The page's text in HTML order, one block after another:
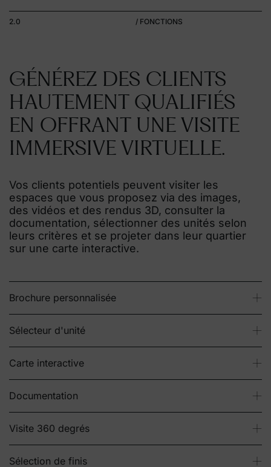
2.0 / FONCTIONS
GÉNÉREZ DES CLIENTS
HAUTEMENT QUALIFIÉS
EN OFFRANT UNE VISITE
IMMERSIVE VIRTUELLE.
Vos clients potentiels peuvent visiter les
espaces que vous proposez via des images,
des vidéos et des rendus 3D, consulter la
documentation, sélectionner des unités selon
leurs critères et se projeter dans leur quartier
sur une carte interactive.
Brochure personnalisée
Sélecteur d'unité
Carte interactive
Documentation
Visite 360 degrés
Sélection de finis